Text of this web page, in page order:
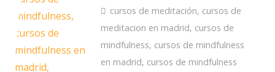
cursos de meditación, cursos de
meditacion en madrid, cursos de
mindfulness, cursos de mindfulness
en madrid, cursos de mindfulness